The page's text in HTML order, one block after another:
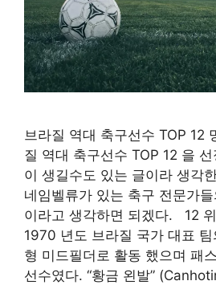
브라질 역대 축구선수 TOP 12
질 역대 축구선수 TOP 12 을
이 생길수도 있는 글이라 생각
네임벨류가 있는 축구 전문가
이라고 생각하면 되겠다. 12
1970 년도 브라질 국가 대표
형 미드필더로 활동 했으며 패
선수였다. “황금 왼발”